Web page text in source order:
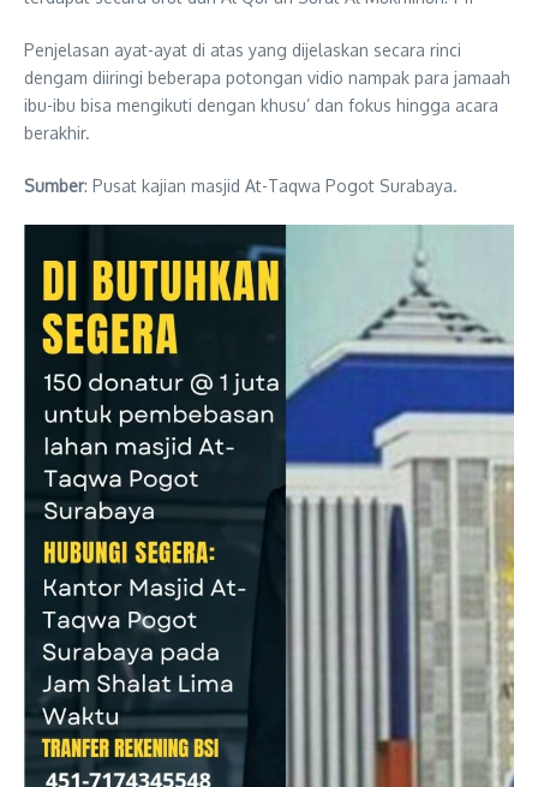
Penjelasan ayat-ayat di atas yang dijelaskan secara rinci
dengam diiringi beberapa potongan vidio nampak para jamaah
ibu-ibu bisa mengikuti dengan khusu’ dan fokus hingga acara
berakhir.
Sumber: Pusat kajian masjid At-Taqwa Pogot Surabaya.